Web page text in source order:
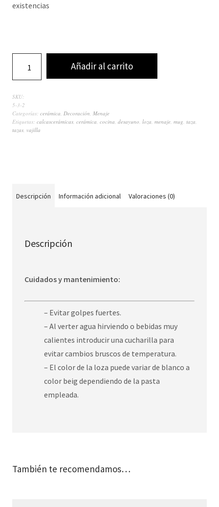
existencias
Añadir al carrito
SKU:
5-3-2
Categorías: cerámica, Decoración, Menaje
Etiquetas: calcascerámicas, cerámica, cocina, desayuno, loza, menaje, mug, taza,
tazas, vajilla
Descripción Información adicional Valoraciones (0)
Descripción
Cuidados y mantenimiento:
– Evitar golpes fuertes.
– Al verter agua hirviendo o bebidas muy
calientes introducir una cucharilla para
evitar cambios bruscos de temperatura.
– El color de la loza puede variar de blanco a
color beig dependiendo de la pasta
empleada.
También te recomendamos…